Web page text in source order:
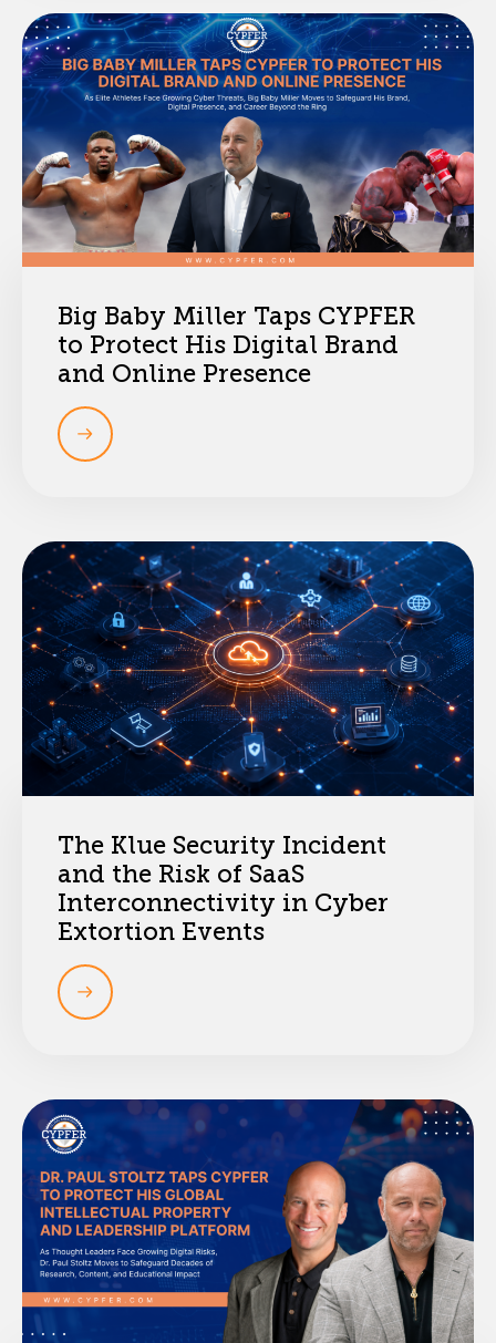
Big Baby Miller Taps CYPFER
to Protect His Digital Brand
and Online Presence
The Klue Security Incident
and the Risk of SaaS
Interconnectivity in Cyber
Extortion Events